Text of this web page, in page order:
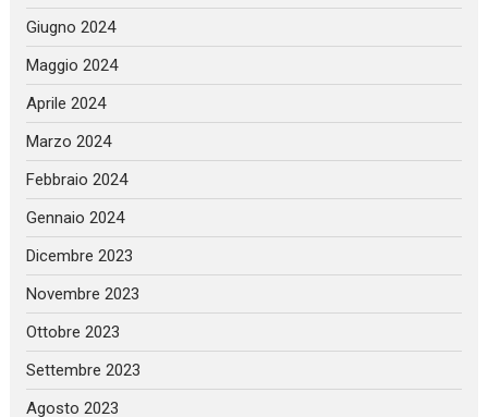
Giugno 2024
Maggio 2024
Aprile 2024
Marzo 2024
Febbraio 2024
Gennaio 2024
Dicembre 2023
Novembre 2023
Ottobre 2023
Settembre 2023
Agosto 2023